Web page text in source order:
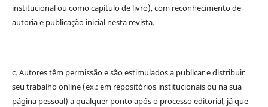
institucional ou como capítulo de livro), com reconhecimento de
autoria e publicação inicial nesta revista.
c. Autores têm permissão e são estimulados a publicar e distribuir
seu trabalho online (ex.: em repositórios institucionais ou na sua
página pessoal) a qualquer ponto após o processo editorial, já que